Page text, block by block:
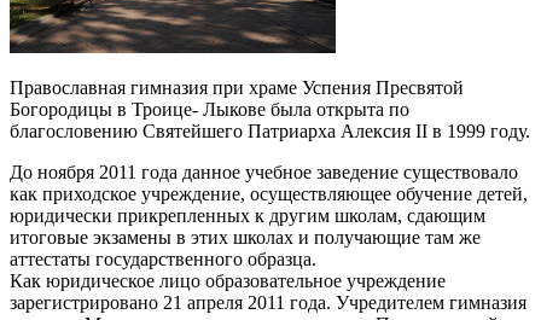
Православная гимназия при храме Успения Пресвятой
Богородицы в Троице- Лыкове была открыта по
благословению Святейшего Патриарха Алексия II в 1999 году.
До ноября 2011 года данное учебное заведение существовало
как приходское учреждение, осуществляющее обучение детей,
юридически прикрепленных к другим школам, сдающим
итоговые экзамены в этих школах и получающие там же
аттестаты государственного образца.
Как юридическое лицо образовательное учреждение
зарегистрировано 21 апреля 2011 года. Учредителем гимназия